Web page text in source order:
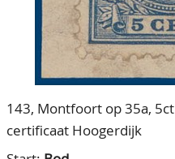
143, Montfoort op 35a,
certificaat Hoogerdijk